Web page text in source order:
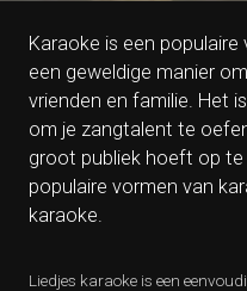
Karaoke is een
een geweldige manier
vrienden en familie. Het
om je zangtalent te
groot publiek hoeft op
populaire vormen van
karaoke.
Liedjes karaoke is een